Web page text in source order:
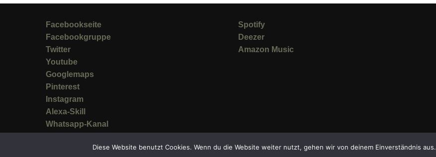
Facebookseite
Facebookgruppe
Twitter
Youtube
Googlemaps
Pinterest
Instagram
Alexa-Skill
Whatsapp-Kanal
Spotify
Deezer
Amazon Music
Diese Website benutzt Cookies. Wenn du die Website weiter nutzt, gehen wir von deinem Einverständnis aus.